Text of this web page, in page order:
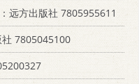
远方出版社 7805955611
7805045100